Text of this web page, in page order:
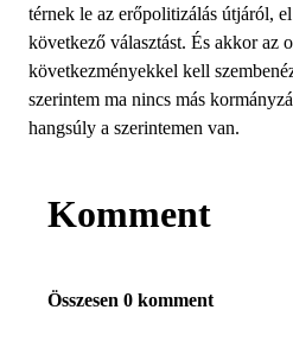
térnek le az erőpolitizálás útjáról,
következő választást. És akkor az
következményekkel kell
szerintem ma nincs más
hangsúly a szerintemen van.
Komment
Összesen 0 komment